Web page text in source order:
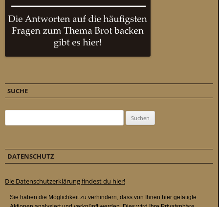
SUCHE
DATENSCHUTZ
Die Datenschutzerklärung findest du hier!